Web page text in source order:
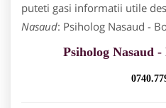
puteti gasi informatii utile
Nasaud: Psiholog Nasaud -
Psiholog Nasaud